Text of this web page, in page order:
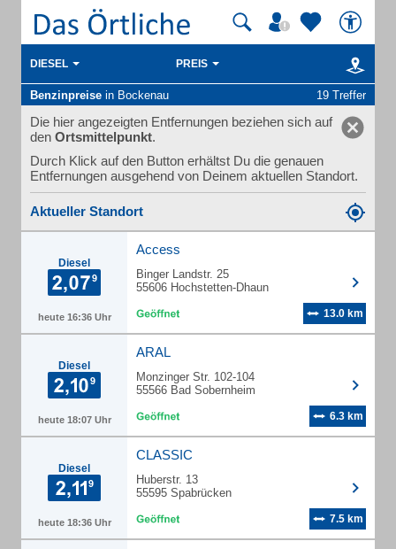
DIESEL PREIS
Benzinpreise in Bockenau 19 Treffer
Die hier angezeigten Entfernungen beziehen sich auf
den Ortsmittelpunkt.
Durch Klick auf den Button erhältst Du die genauen
Entfernungen ausgehend von Deinem aktuellen Standort.
Aktueller Standort
Diesel
heute 16:36 Uhr
Access
Binger Landstr. 25
55606 Hochstetten-Dhaun
13.0 km
Diesel
heute 18:07 Uhr
ARAL
Monzinger Str. 102-104
55566 Bad Sobernheim
6.3 km
Diesel
heute 18:36 Uhr
CLASSIC
Huberstr. 13
55595 Spabrücken
7.5 km